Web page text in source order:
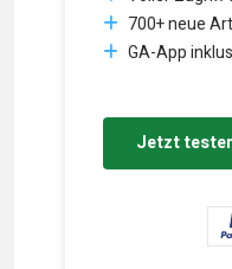
700+ neue
GA-App
Jetzt